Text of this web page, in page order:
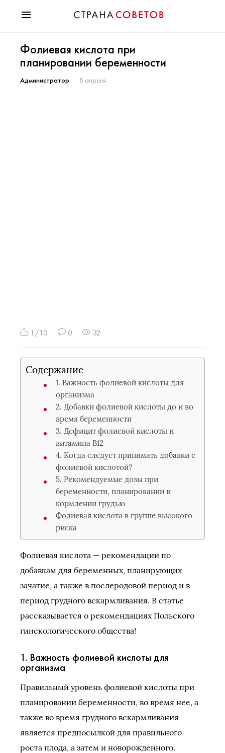
Мода
Звезды
Гороскопы
Фолиевая кислота при
планировании беременности
Администратор 8 апреля
1/10 0 32
Содержание
1. Важность фолиевой кислоты для
организма
2. Добавки фолиевой кислоты до и во
время беременности
3. Дефицит фолиевой кислоты и
витамина B12
4. Когда следует принимать добавки с
фолиевой кислотой?
5. Рекомендуемые дозы при
беременности, планировании и
кормлении грудью
Фолиевая кислота в группе высокого
риска
Фолиевая кислота — рекомендации по
добавкам для беременных, планирующих
зачатие, а также в послеродовой период и в
период грудного вскармливания. В статье
рассказывается о рекомендациях Польского
гинекологического общества!
1. Важность фолиевой кислоты для
организма
Правильный уровень фолиевой кислоты при
планировании беременности, во время нее, а
также во время грудного вскармливания
является предпосылкой для правильного
роста плода, а затем и новорожденного.